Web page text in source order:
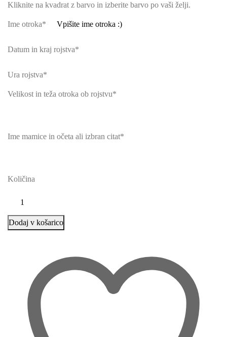
Kliknite na kvadrat z barvo in izberite barvo po vaši želji.
Ime otroka*
Datum in kraj rojstva*
Ura rojstva*
Velikost in teža otroka ob rojstvu*
Ime mamice in očeta ali izbran citat*
Količina
Dodaj v košarico